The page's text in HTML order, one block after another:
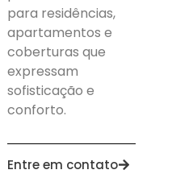
para residências,
apartamentos e
coberturas que
expressam
sofisticação e
conforto.
Entre em contato